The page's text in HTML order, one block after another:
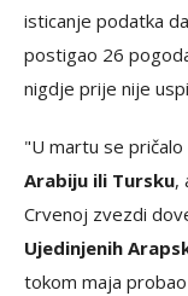
isticanje podatka
postigao 26
nigdje prije nije
"U martu se
Arabiju ili Tursku,
Crvenoj zvezdi
Ujedinjenih
tokom maja